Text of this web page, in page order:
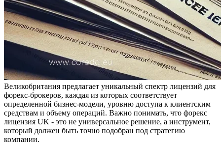
Великобритания предлагает уникальный спектр лицензий для
форекс-брокеров, каждая из которых соответствует
определенной бизнес-модели, уровню доступа к клиентским
средствам и объему операций. Важно понимать, что форекс
лицензия UK - это не универсальное решение, а инструмент,
который должен быть точно подобран под стратегию
компании.